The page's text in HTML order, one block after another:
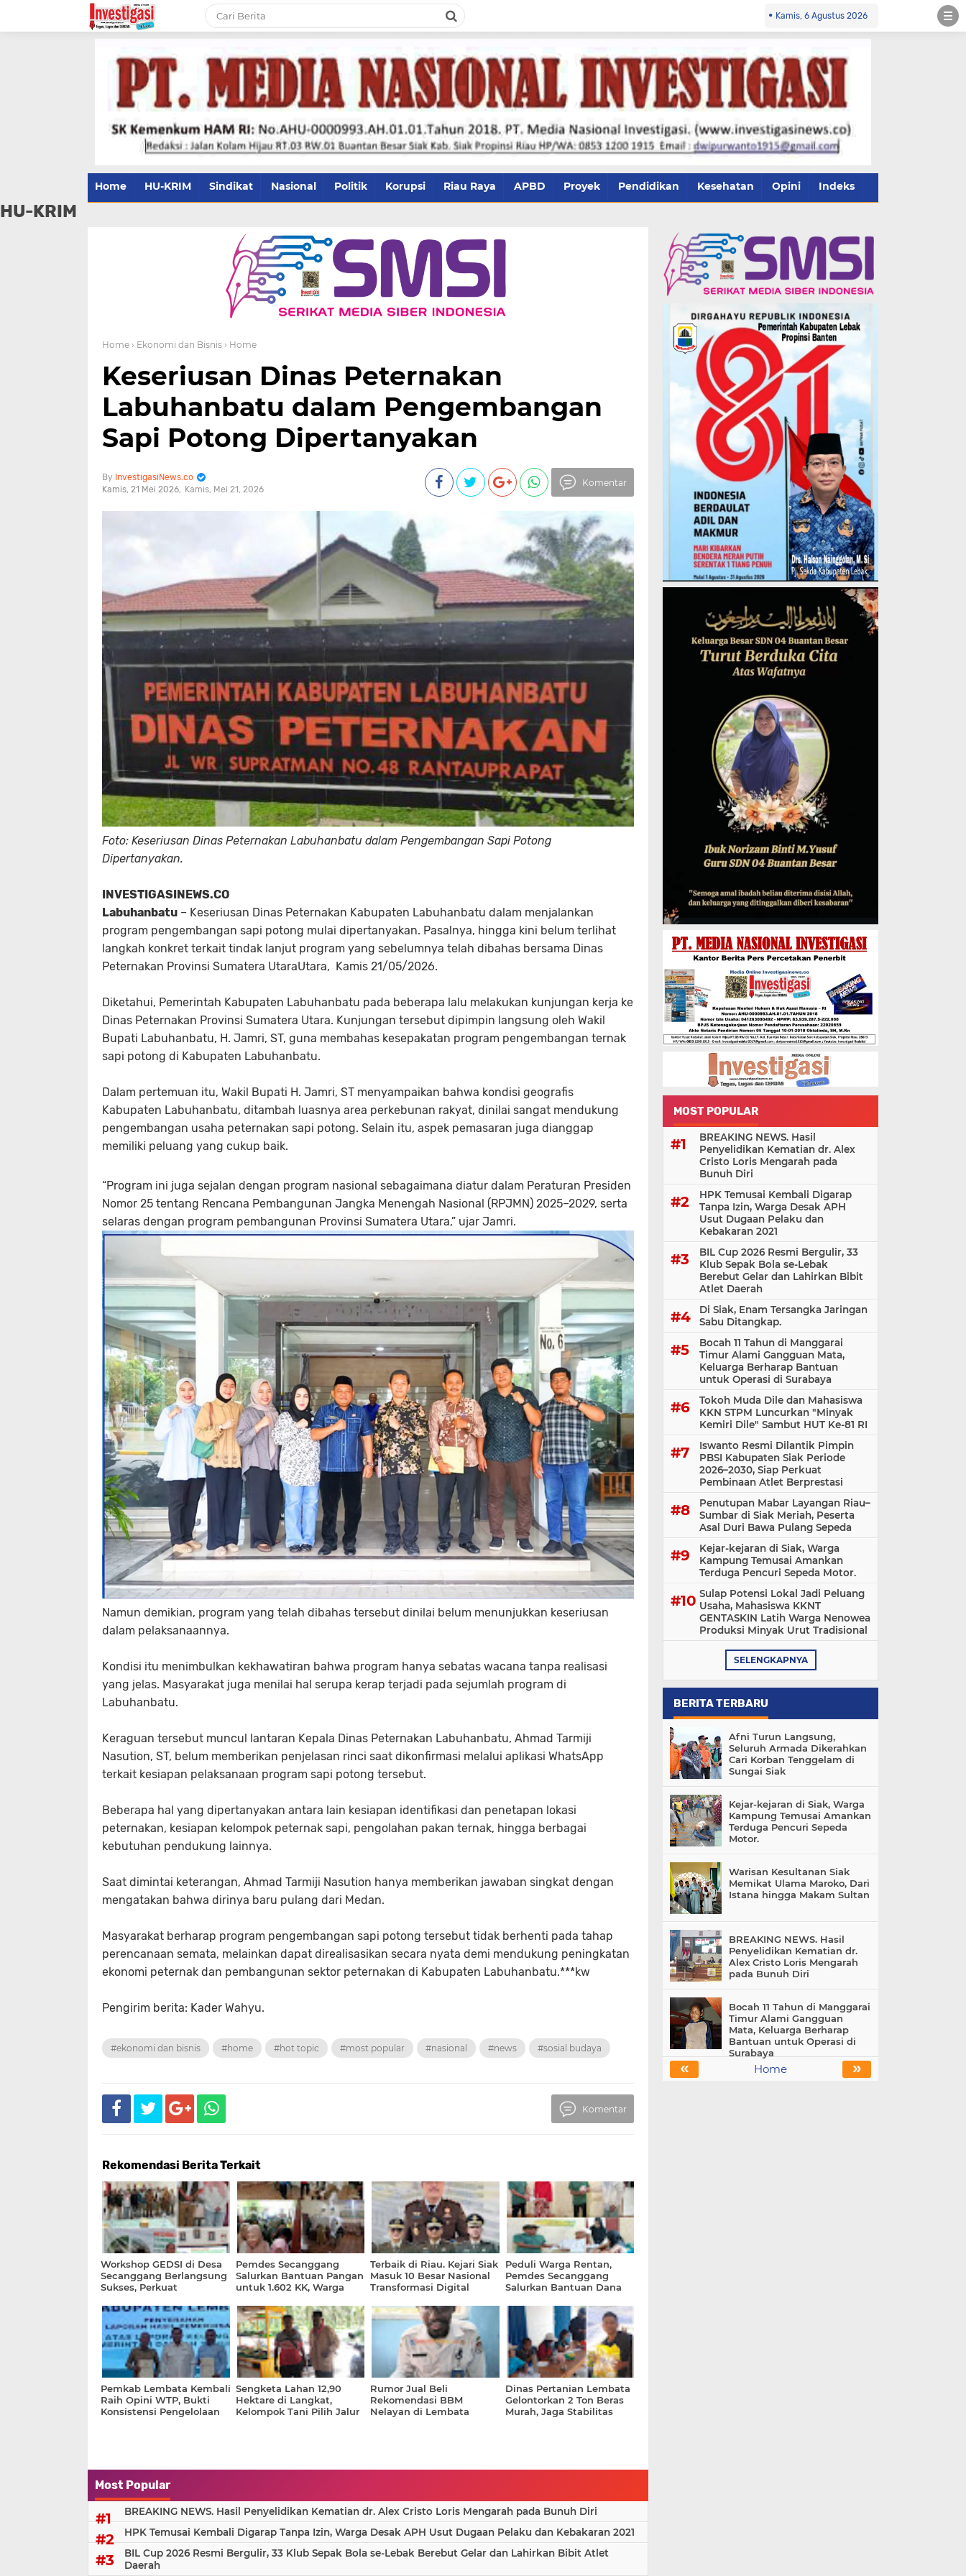
Kamis, 6 Agustus 2026
Home HU-KRIM Sindikat Nasional Politik Korupsi Riau Raya APBD Proyek Pendidikan Kesehatan Opini Indeks
HU-KRIM
Home › Ekonomi dan Bisnis › Home
Keseriusan Dinas Peternakan
Labuhanbatu dalam Pengembangan
Sapi Potong Dipertanyakan
InvestigasiNews.co
Kamis, 21 Mei 2026
Kamis, Mei 21, 2026
Komentar
Foto: Keseriusan Dinas Peternakan Labuhanbatu dalam Pengembangan Sapi Potong
Dipertanyakan.
INVESTIGASINEWS.CO
Labuhanbatu – Keseriusan Dinas Peternakan Kabupaten Labuhanbatu dalam menjalankan
program pengembangan sapi potong mulai dipertanyakan. Pasalnya, hingga kini belum terlihat
langkah konkret terkait tindak lanjut program yang sebelumnya telah dibahas bersama Dinas
Peternakan Provinsi Sumatera UtaraUtara, Kamis 21/05/2026.
Diketahui, Pemerintah Kabupaten Labuhanbatu pada beberapa lalu melakukan kunjungan kerja ke
Dinas Peternakan Provinsi Sumatera Utara. Kunjungan tersebut dipimpin langsung oleh Wakil
Bupati Labuhanbatu, H. Jamri, ST, guna membahas kesepakatan program pengembangan ternak
sapi potong di Kabupaten Labuhanbatu.
Dalam pertemuan itu, Wakil Bupati H. Jamri, ST menyampaikan bahwa kondisi geografis
Kabupaten Labuhanbatu, ditambah luasnya area perkebunan rakyat, dinilai sangat mendukung
pengembangan usaha peternakan sapi potong. Selain itu, aspek pemasaran juga dianggap
memiliki peluang yang cukup baik.
“Program ini juga sejalan dengan program nasional sebagaimana diatur dalam Peraturan Presiden
Nomor 25 tentang Rencana Pembangunan Jangka Menengah Nasional (RPJMN) 2025–2029, serta
selaras dengan program pembangunan Provinsi Sumatera Utara,” ujar Jamri.
Namun demikian, program yang telah dibahas tersebut dinilai belum menunjukkan keseriusan
dalam pelaksanaannya.
Kondisi itu menimbulkan kekhawatiran bahwa program hanya sebatas wacana tanpa realisasi
yang jelas. Masyarakat juga menilai hal serupa kerap terjadi pada sejumlah program di
Labuhanbatu.
Keraguan tersebut muncul lantaran Kepala Dinas Peternakan Labuhanbatu, Ahmad Tarmiji
Nasution, ST, belum memberikan penjelasan rinci saat dikonfirmasi melalui aplikasi WhatsApp
terkait kesiapan pelaksanaan program sapi potong tersebut.
Beberapa hal yang dipertanyakan antara lain kesiapan identifikasi dan penetapan lokasi
peternakan, kesiapan kelompok peternak sapi, pengolahan pakan ternak, hingga berbagai
kebutuhan pendukung lainnya.
Saat dimintai keterangan, Ahmad Tarmiji Nasution hanya memberikan jawaban singkat dengan
mengatakan bahwa dirinya baru pulang dari Medan.
Masyarakat berharap program pengembangan sapi potong tersebut tidak berhenti pada tahap
perencanaan semata, melainkan dapat direalisasikan secara nyata demi mendukung peningkatan
ekonomi peternak dan pembangunan sektor peternakan di Kabupaten Labuhanbatu.***kw
Pengirim berita: Kader Wahyu.
#ekonomi dan bisnis #home #hot topic #most popular #nasional #news #sosial budaya
Komentar
Rekomendasi Berita Terkait
Workshop GEDSI di Desa
Secanggang Berlangsung
Sukses, Perkuat
Inklusif
Pemdes Secanggang
Salurkan Bantuan Pangan
untuk 1.602 KK, Warga
Liter Minyak Goreng
Terbaik di Riau. Kejari Siak
Masuk 10 Besar Nasional
Transformasi Digital
Peduli Warga Rentan,
Pemdes Secanggang
Salurkan Bantuan Dana
Pemkab Lembata Kembali
Raih Opini WTP, Bukti
Konsistensi Pengelolaan
Sengketa Lahan 12,90
Hektare di Langkat,
Kelompok Tani Pilih Jalur
Rumor Jual Beli
Rekomendasi BBM
Nelayan di Lembata
Dinas Pertanian Lembata
Gelontorkan 2 Ton Beras
Murah, Jaga Stabilitas
Most Popular
BREAKING NEWS. Hasil Penyelidikan Kematian dr. Alex Cristo Loris Mengarah pada Bunuh Diri
HPK Temusai Kembali Digarap Tanpa Izin, Warga Desak APH Usut Dugaan Pelaku dan Kebakaran 2021
BIL Cup 2026 Resmi Bergulir, 33 Klub Sepak Bola se-Lebak Berebut Gelar dan Lahirkan Bibit Atlet
Daerah
MOST POPULAR
BREAKING NEWS. Hasil
Penyelidikan Kematian dr. Alex
Cristo Loris Mengarah pada
Bunuh Diri
HPK Temusai Kembali Digarap
Tanpa Izin, Warga Desak APH
Usut Dugaan Pelaku dan
Kebakaran 2021
BIL Cup 2026 Resmi Bergulir, 33
Klub Sepak Bola se-Lebak
Berebut Gelar dan Lahirkan Bibit
Atlet Daerah
Di Siak, Enam Tersangka Jaringan
Sabu Ditangkap.
Bocah 11 Tahun di Manggarai
Timur Alami Gangguan Mata,
Keluarga Berharap Bantuan
untuk Operasi di Surabaya
Tokoh Muda Dile dan Mahasiswa
KKN STPM Luncurkan "Minyak
Kemiri Dile" Sambut HUT Ke-81 RI
Iswanto Resmi Dilantik Pimpin
PBSI Kabupaten Siak Periode
2026–2030, Siap Perkuat
Pembinaan Atlet Berprestasi
Penutupan Mabar Layangan Riau–
Sumbar di Siak Meriah, Peserta
Asal Duri Bawa Pulang Sepeda
Kejar-kejaran di Siak, Warga
Kampung Temusai Amankan
Terduga Pencuri Sepeda Motor.
Sulap Potensi Lokal Jadi Peluang
Usaha, Mahasiswa KKNT
GENTASKIN Latih Warga Nenowea
Produksi Minyak Urut Tradisional
SELENGKAPNYA
BERITA TERBARU
Afni Turun Langsung,
Seluruh Armada Dikerahkan
Cari Korban Tenggelam di
Sungai Siak
Kejar-kejaran di Siak, Warga
Kampung Temusai Amankan
Terduga Pencuri Sepeda
Motor.
Warisan Kesultanan Siak
Memikat Ulama Maroko, Dari
Istana hingga Makam Sultan
BREAKING NEWS. Hasil
Penyelidikan Kematian dr.
Alex Cristo Loris Mengarah
pada Bunuh Diri
Bocah 11 Tahun di Manggarai
Timur Alami Gangguan
Mata, Keluarga Berharap
Bantuan untuk Operasi di
Surabaya
« »
Home